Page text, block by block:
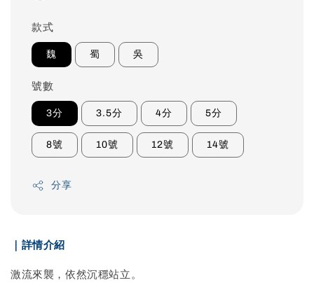
款式
魏 蜀 吳
號數
3分 3.5分 4分 5分
8號 10號 12號 14號
分享
｜詳情介紹
激流來襲，依然沉穩站立。